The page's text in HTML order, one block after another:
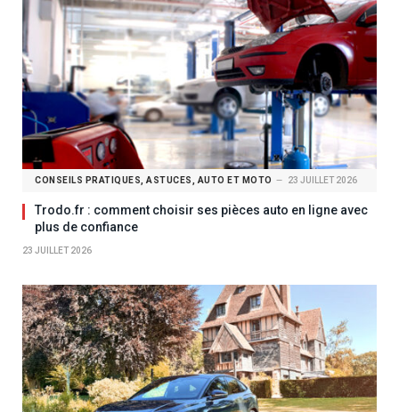
CONSEILS PRATIQUES, ASTUCES, AUTO ET MOTO 23 JUILLET 2026
Trodo.fr : comment choisir ses pièces auto en ligne avec
plus de confiance
23 JUILLET 2026